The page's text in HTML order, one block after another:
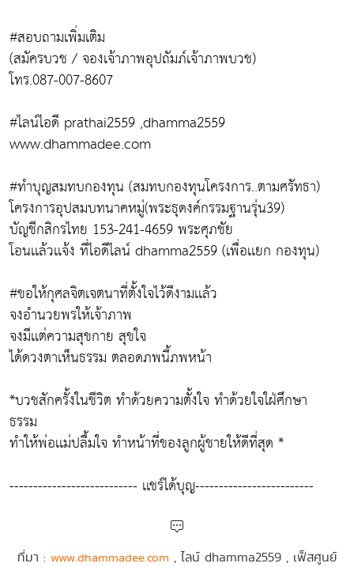
#สอบถามเพิ่มเติม
(สมัครบวช / จองเจ้าภาพอุปถัมภ์เจ้าภาพบวช)
โทร.087-007-8607
#ไลน์ไอดี prathai2559 ,dhamma2559
www.dhammadee.com
#ทำบุญสมทบกองทุน (สมทบกองทุนโครงการ..ตามศรัทธา)
โครงการอุปสมบทนาคหมู่(พระธุดงค์กรรมฐานรุ่น39)
บัญชีกสิกรไทย 153-241-4659 พระศุภชัย
โอนเเล้วเเจ้ง ที่ไอดีไลน์ dhamma2559 (เพื่อเเยก กองทุน)
#ขอให้กุศลจิตเจตนาที่ตั้งใจไว้ดีงามเเล้ว
จงอำนวยพรให้เจ้าภาพ
จงมีเเต่ความสุขกาย สุขใจ
ได้ดวงตาเห็นธรรม ตลอดภพนี้ภพหน้า
*บวชสักครั้งในชีวิต ทำด้วยความตั้งใจ ทำด้วยใจใฝ่ศึกษา
ธรรม
ทำให้พ่อเเม่ปลื้มใจ ทำหน้าที่ของลูกผู้ชายให้ดีที่สุด *
--------------------------- เเชร์ได้บุญ-------------------------
ที่มา : www.dhammadee.com , ไลน์ dhamma2559 , เฟ็สศูนย์